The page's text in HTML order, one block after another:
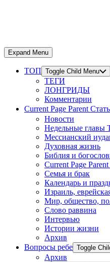
Expand Menu
ТОП Toggle Child Menu
ТЕГИ
ЛОНГРИДЫ
Комментарии
Current Page Parent
Новости
Недельные главы
Мессианский
Духовная жизнь
Библия и
Current Page Parent
Семья и брак
Календарь и
Израиль,
Мир, общество,
Слово раввина
Интервью
Истории жизни
Архив
Вопросы ребе Toggle
Архив